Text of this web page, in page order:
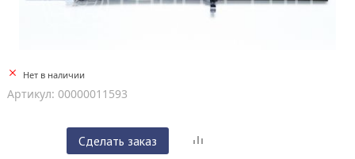
Нет в наличии
Артикул: 00000011593
Сделать заказ